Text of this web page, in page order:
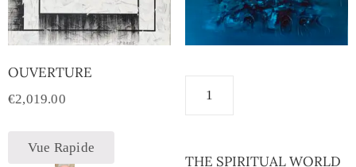
OUVERTURE
€2,019.00
Vue Rapide
THE SPIRITUAL WORLD